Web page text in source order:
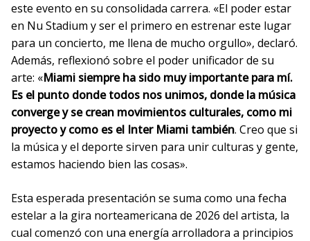
este evento en su consolidada carrera. «El poder estar
en Nu Stadium y ser el primero en estrenar este lugar
para un concierto, me llena de mucho orgullo», declaró.
Además, reflexionó sobre el poder unificador de su
arte: «Miami siempre ha sido muy importante para mí.
Es el punto donde todos nos unimos, donde la música
converge y se crean movimientos culturales, como mi
proyecto y como es el Inter Miami también. Creo que si
la música y el deporte sirven para unir culturas y gente,
estamos haciendo bien las cosas».
Esta esperada presentación se suma como una fecha
estelar a la gira norteamericana de 2026 del artista, la
cual comenzó con una energía arrolladora a principios